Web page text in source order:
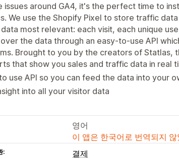
issues around GA4, it's the perfect time to
We use the Shopify Pixel to store traffic
most relevant: each visit, each unique
the data through an easy-to-use API
Brought to you by the creators of Statlas,
that show you sales and traffic data in real
use API so you can feed the data into your
into all your visitor data
영어
이 앱은 한국어로 번역되지
: 결제